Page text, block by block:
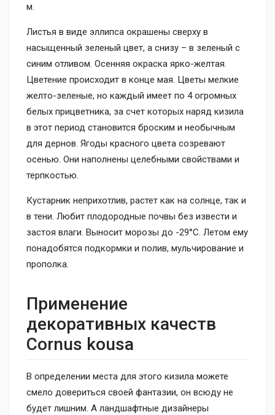
м.
Листья в виде эллипса окрашены сверху в
насыщенный зеленый цвет, а снизу – в зеленый с
синим отливом. Осенняя окраска ярко-желтая.
Цветение происходит в конце мая. Цветы мелкие
желто-зеленые, но каждый имеет по 4 огромных
белых прицветника, за счет которых наряд кизила
в этот период становится броским и необычным
для дернов. Ягоды красного цвета созревают
осенью. Они наполнены целебными свойствами и
терпкостью.
Кустарник неприхотлив, растет как на солнце, так и
в тени. Любит плодородные почвы без извести и
застоя влаги. Выносит морозы до -29°С. Летом ему
понадобятся подкормки и полив, мульчирование и
прополка.
Применение
декоративных качеств
Cornus kousa
В определении места для этого кизила можете
смело довериться своей фантазии, он всюду не
будет лишним. А ландшафтные дизайнеры